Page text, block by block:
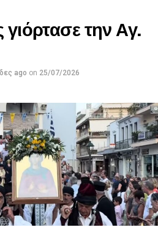
την Αγ.
ago on 25/07/2026